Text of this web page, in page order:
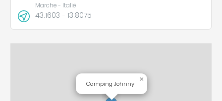
Marche - Italië
43.1603 - 13.8075
Camping Johnny
×